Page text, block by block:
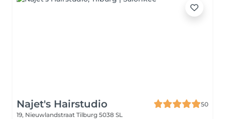
Najet's Hairstudio
50
19, Nieuwlandstraat Tilburg 5038 SL